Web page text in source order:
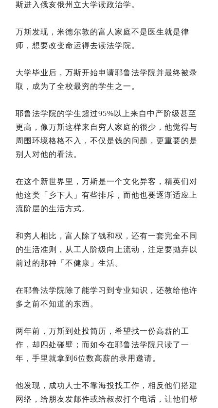
斯进入俄亥俄州立大学读政治学。
万斯发现，米德尔敦的富人家庭不是医生就是律
师，想要改变命运得去读法学院。
大学毕业后，万斯开始申请耶鲁法学院并最终被录
取，成为了全校最穷的学生之一。
耶鲁法学院的学生超过95%以上来自中产阶级甚至
更高，像万斯这样来自穷人家庭的很少，他觉得与
周围环境格格不入，不仅是钱的问题，更重要的是
别人对他的看法。
在这个新世界里，万斯是一个文化异客，精英们对
他这类「乡下人」有些排斥，而他也要逐渐适应上
流阶层的生活方式。
和穷人相比，富人除了钱和权，还有一套完全不同
的生活准则，从工人阶级向上流动，注定要抛弃以
前过的那种「不健康」生活。
在耶鲁法学院除了能学习到专业知识，还教给他许
多之前不知道的东西。
两年前，万斯到处投简历，希望找一份高薪的工
作，却四处碰壁；而如今在耶鲁法学院只读了一
年，手里就拿到6位数高薪的录用邀请。
他发现，成功人士不靠海投找工作，相反他们搭建
网络，给朋友发邮件或给叔叔打个电话，让他们帮